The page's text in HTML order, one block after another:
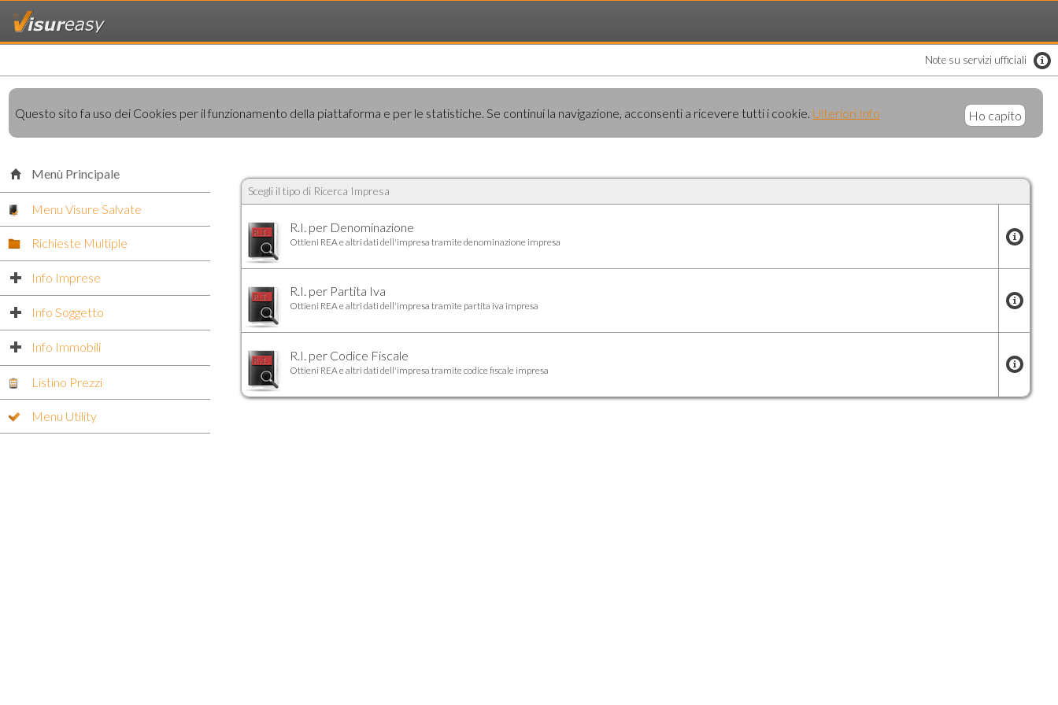
Note su servizi ufficiali
Questo sito fa uso dei Cookies per il funzionamento della piattaforma e per le statistiche. Se continui la navigazione, acconsenti a ricevere tutti i cookie. Ulteriori Info Ho capito
Scegli il tipo di Ricerca Impresa
R.I. per Denominazione
Ottieni REA e altri dati dell'impresa tramitedenominazioneimpresa
R.I. per Partita Iva
Ottieni REA e altri dati dell'impresa tramite partita iva impresa
R.I. per Codice Fiscale
Ottieni REA e altri dati dell'impresa tramitecodice fiscaleimpresa
Menù Principale
Menu Visure Salvate
Richieste Multiple
Info Imprese
Info Soggetto
Info Immobili
Listino Prezzi
Menu Utility